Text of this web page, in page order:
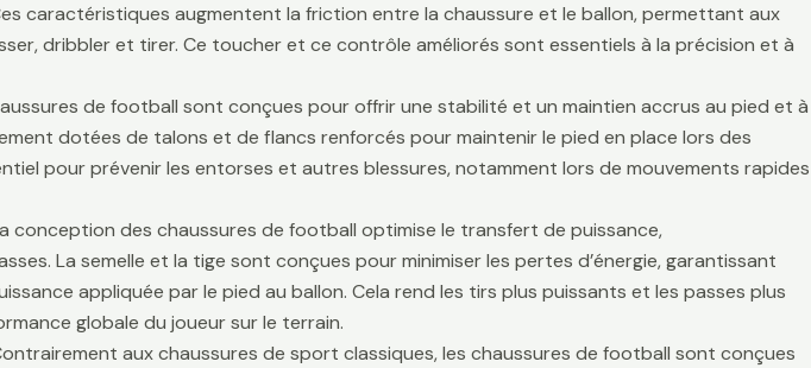
caractéristiques augmentent la friction entre la chaussure et le ballon, permettant aux
dribbler et tirer. Ce toucher et ce contrôle améliorés sont essentiels à la précision et à
de football sont conçues pour offrir une stabilité et un maintien accrus au pied et à
dotées de talons et de flancs renforcés pour maintenir le pied en place lors des
pour prévenir les entorses et autres blessures, notamment lors de mouvements rapides
conception des chaussures de football optimise le transfert de puissance,
La semelle et la tige sont conçues pour minimiser les pertes d’énergie, garantissant
appliquée par le pied au ballon. Cela rend les tirs plus puissants et les passes plus
globale du joueur sur le terrain.
aux chaussures de sport classiques, les chaussures de football sont conçues